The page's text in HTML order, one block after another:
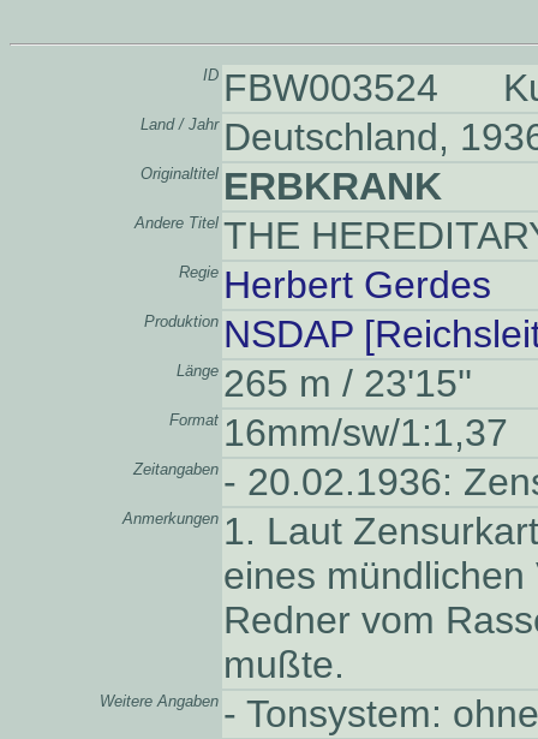
ID FBW003524
Land / Jahr Deutschland,
Originaltitel ERBKRANK
Andere Titel THE
Regie Herbert Gerdes
Produktion NSDAP
Länge 265 m / 23'15''
Format 16mm/sw/1:1,37
Zeitangaben - 20.02.1936:
Anmerkungen 1. Laut
eines
Redner vom
mußte.
Weitere Angaben - Tonsystem: